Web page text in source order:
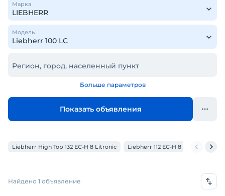
Марка
Модель
Регион, город, населенный пункт
Больше параметров
Показать объявления
Liebherr High Top 132 EC-H 8 Litronic Liebherr 112 EC-H 8 Liebherr
Найдено 1 объявление